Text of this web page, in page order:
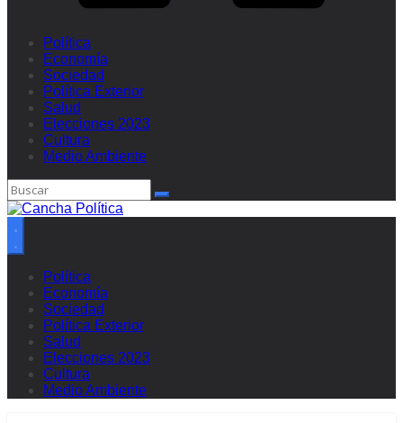
Política
Economía
Sociedad
Política Exterior
Salud
Elecciones 2023
Cultura
Medio Ambiente
Política
Economía
Sociedad
Política Exterior
Salud
Elecciones 2023
Cultura
Medio Ambiente